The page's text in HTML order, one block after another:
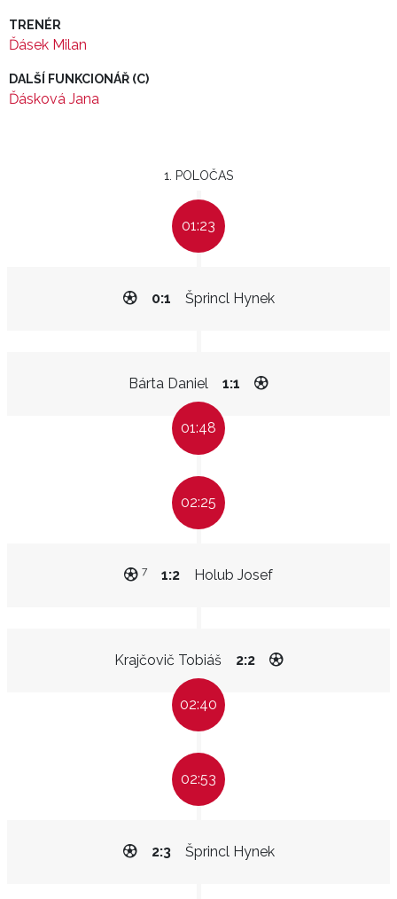
TRENÉR
Ďásek Milan
DALŠÍ FUNKCIONÁŘ (C)
Ďásková Jana
1. POLOČAS
01:23
Šprincl Hynek
0:1
Bárta Daniel 1:1
01:48
02:25
Holub Josef
1:2
7
Krajčovič Tobiáš 2:2
02:40
02:53
Šprincl Hynek
2:3